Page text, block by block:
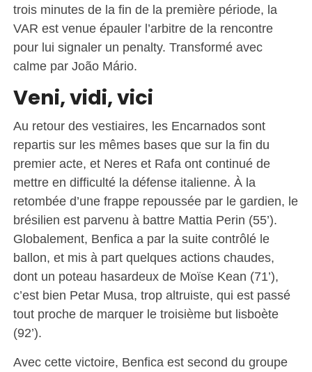
trois minutes de la fin de la première période, la
VAR est venue épauler l’arbitre de la rencontre
pour lui signaler un penalty. Transformé avec
calme par João Mário.
Veni, vidi, vici
Au retour des vestiaires, les Encarnados sont
repartis sur les mêmes bases que sur la fin du
premier acte, et Neres et Rafa ont continué de
mettre en difficulté la défense italienne. À la
retombée d’une frappe repoussée par le gardien, le
brésilien est parvenu à battre Mattia Perin (55’).
Globalement, Benfica a par la suite contrôlé le
ballon, et mis à part quelques actions chaudes,
dont un poteau hasardeux de Moïse Kean (71’),
c’est bien Petar Musa, trop altruiste, qui est passé
tout proche de marquer le troisième but lisboète
(92’).
Avec cette victoire, Benfica est second du groupe